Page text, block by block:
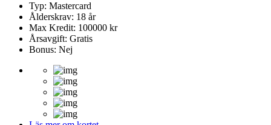
Typ: Mastercard
Ålderskrav: 18 år
Max Kredit: 100000 kr
Årsavgift: Gratis
Bonus: Nej